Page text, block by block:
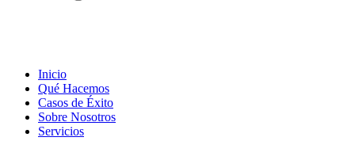
Inicio
Qué Hacemos
Casos de Éxito
Sobre Nosotros
Servicios